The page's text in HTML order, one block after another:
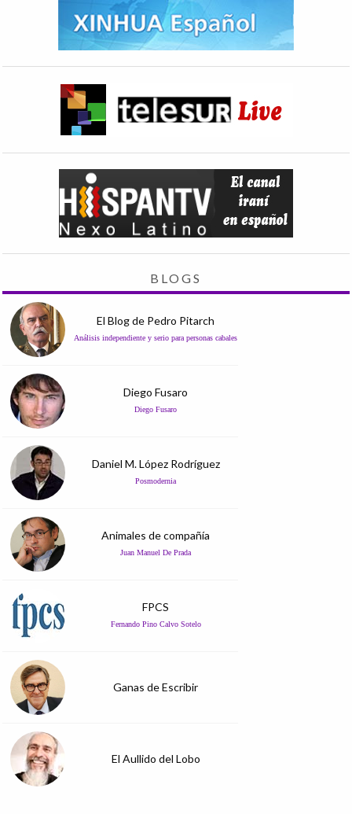
BLOGS
El Blog de Pedro Pitarch
Análisis independiente y serio para personas cabales
Diego Fusaro
Diego Fusaro
Daniel M. López Rodríguez
Posmodernia
Animales de compañía
Juan Manuel De Prada
FPCS
Fernando Pino Calvo Sotelo
Ganas de Escribir
El Aullido del Lobo